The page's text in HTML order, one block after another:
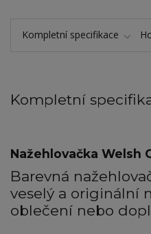
Kompletní specifikace
Kompletní
Nažehlovačka Welsh
Barevná
veselý a originální
oblečení nebo